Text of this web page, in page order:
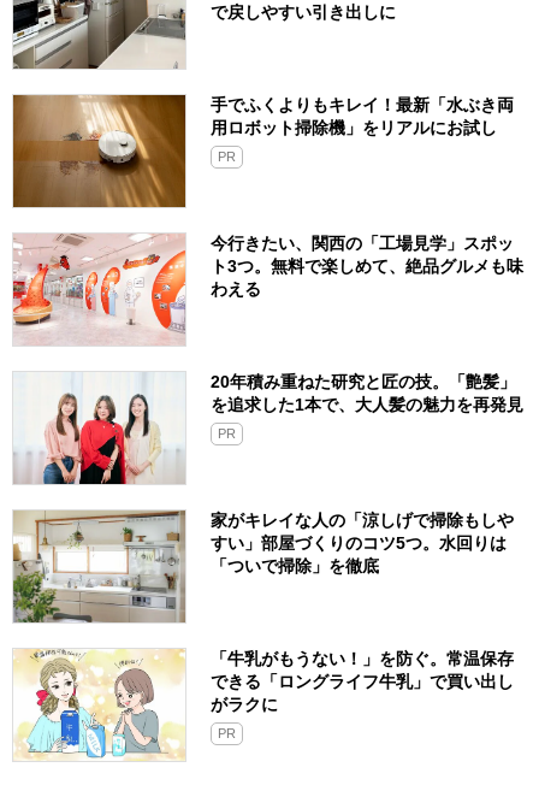
で戻しやすい引き出しに
手でふくよりもキレイ！最新「水ぶき両
用ロボット掃除機」をリアルにお試し
PR
今行きたい、関西の「工場見学」スポッ
ト3つ。無料で楽しめて、絶品グルメも味
わえる
20年積み重ねた研究と匠の技。「艶髪」
を追求した1本で、大人髪の魅力を再発見
PR
家がキレイな人の「涼しげで掃除もしや
すい」部屋づくりのコツ5つ。水回りは
「ついで掃除」を徹底
「牛乳がもうない！」を防ぐ。常温保存
できる「ロングライフ牛乳」で買い出し
がラクに
PR